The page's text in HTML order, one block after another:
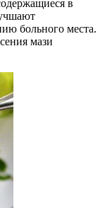
в
больного места.
мази